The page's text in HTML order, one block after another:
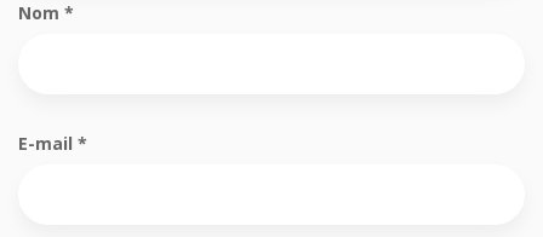
Nom *
E-mail *